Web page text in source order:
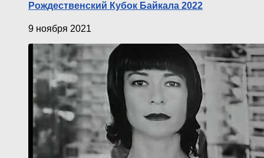
Рождественский Кубок Байкала 2022
9 ноября 2021